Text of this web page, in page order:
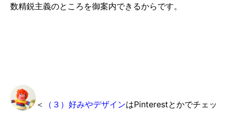
数精鋭主義のところを御案内できるからです。
＜ （３）好みやデザインはPinterestとかでチェッ